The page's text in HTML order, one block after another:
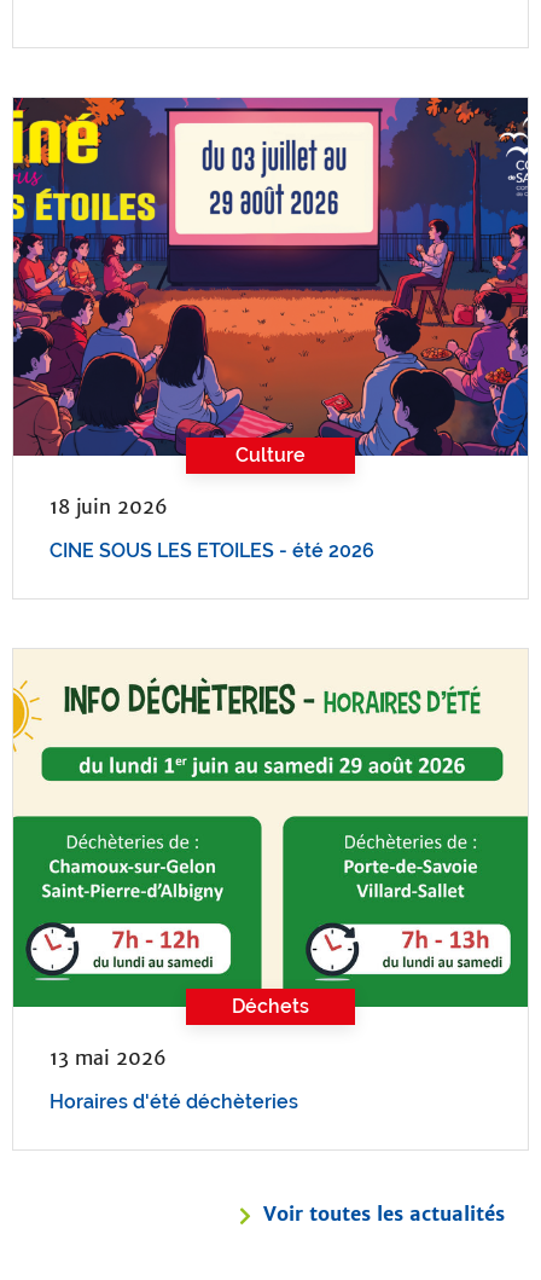
Culture
18 juin 2026
CINE SOUS LES ETOILES - été 2026
Déchets
13 mai 2026
Horaires d'été déchèteries
Voir toutes les actualités